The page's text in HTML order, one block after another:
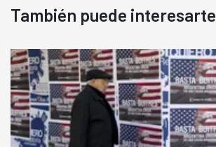
También puede interesarte